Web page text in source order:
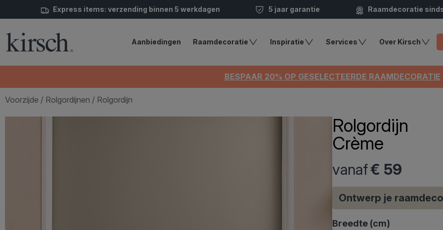
Express items: verzending binnen 5 werkdagen 5 jaar garantie Raamdecoratie
Aanbiedingen Raamdecoratie Inspiratie Services Over Kirsch
BESPAAR 20% OP GESELECTEERDE RAAMDECORATIE
Voorzijde / Rolgordijnen / Rolgordijn
Rolgordijn
Crème
vanaf€ 59
Ontwerp je
Breedte (cm)